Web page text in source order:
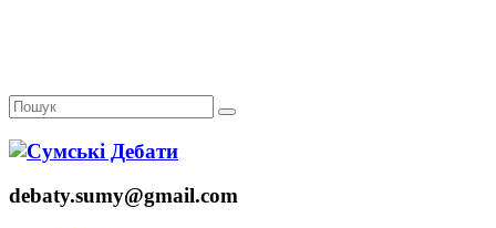
debaty.sumy@gmail.com